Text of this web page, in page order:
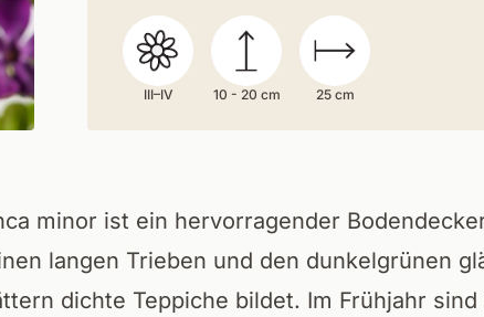
III–IV 10 - 20 cm 25 cm
minor ist ein hervorragender
langen Trieben und den dunkelgrünen
dichte Teppiche bildet. Im Frühjahr sind